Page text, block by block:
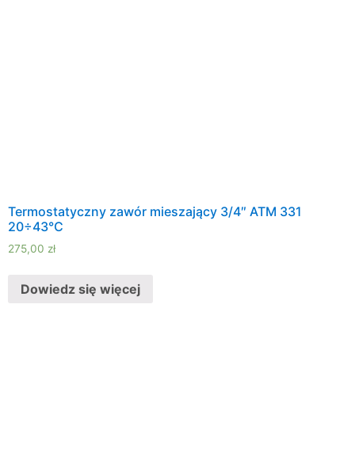
Termostatyczny zawór mieszający 3/4″ ATM 331
20÷43°C
275,00 zł
Dowiedz się więcej